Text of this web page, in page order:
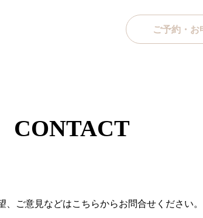
ご予約・お
CONTACT
、ご意見などはこちらからお問合せください。